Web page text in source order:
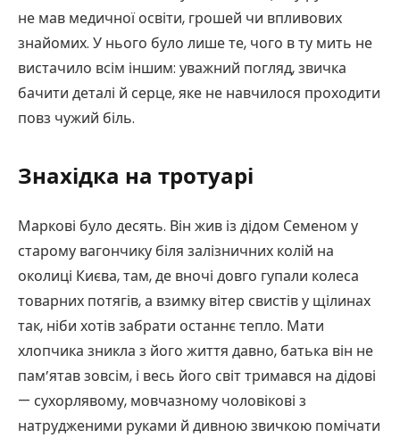
не мав медичної освіти, грошей чи впливових
знайомих. У нього було лише те, чого в ту мить не
вистачило всім іншим: уважний погляд, звичка
бачити деталі й серце, яке не навчилося проходити
повз чужий біль.
Знахідка на тротуарі
Маркові було десять. Він жив із дідом Семеном у
старому вагончику біля залізничних колій на
околиці Києва, там, де вночі довго гупали колеса
товарних потягів, а взимку вітер свистів у щілинах
так, ніби хотів забрати останнє тепло. Мати
хлопчика зникла з його життя давно, батька він не
пам’ятав зовсім, і весь його світ тримався на дідові
— сухорлявому, мовчазному чоловікові з
натрудженими руками й дивною звичкою помічати